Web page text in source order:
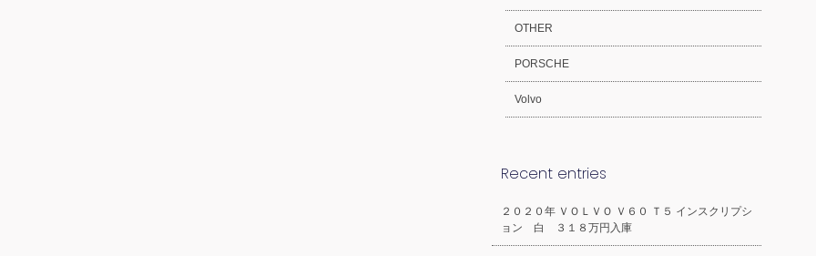
OTHER
PORSCHE
Volvo
Recent entries
２０２０年 ＶＯＬＶＯ Ｖ６０ Ｔ５ インスクリプシ
ョン 白 ３１８万円入庫